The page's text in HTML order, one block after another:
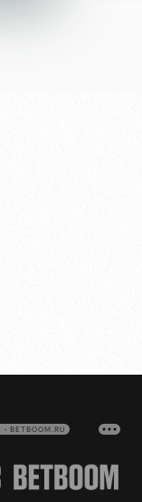
BETBOOM.RU